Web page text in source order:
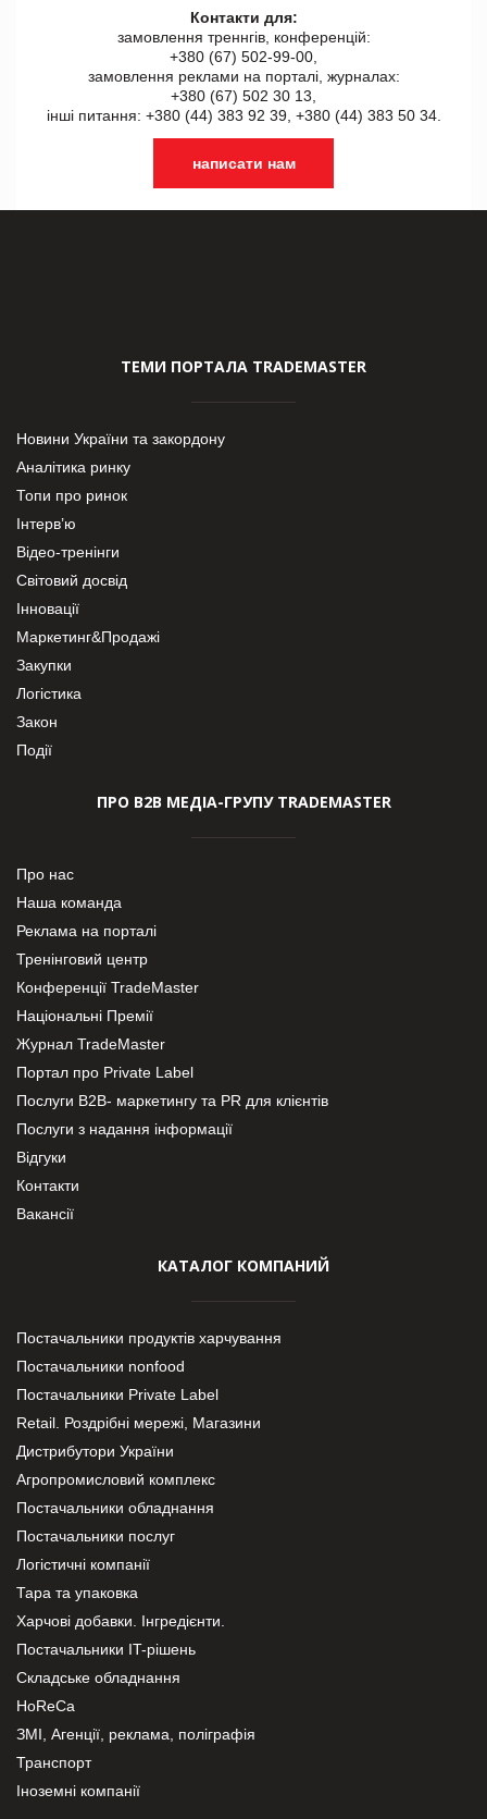
Контакти для:
замовлення треннгів, конференцій:
+380 (67) 502-99-00,
замовлення реклами на порталі, журналах:
+380 (67) 502 30 13,
інші питання: +380 (44) 383 92 39, +380 (44) 383 50 34.
написати нам
ТЕМИ ПОРТАЛА TRADEMASTER
Новини України та закордону
Аналітика ринку
Топи про ринок
Інтерв’ю
Відео-тренінги
Світовий досвід
Інновації
Маркетинг&Продажі
Закупки
Логістика
Закон
Події
ПРО В2В МЕДІА-ГРУПУ TRADEMASTER
Про нас
Наша команда
Реклама на порталі
Тренінговий центр
Конференції TradeMaster
Національні Премії
Журнал TradeMaster
Портал про Private Label
Послуги В2В- маркетингу та PR для клієнтів
Послуги з надання інформації
Відгуки
Контакти
Вакансії
КАТАЛОГ КОМПАНИЙ
Постачальники продуктів харчування
Постачальники nonfood
Постачальники Private Label
Retail. Роздрібні мережі, Магазини
Дистрибутори України
Агропромисловий комплекс
Постачальники обладнання
Постачальники послуг
Логістичні компанії
Тара та упаковка
Харчові добавки. Інгредієнти.
Постачальники IT-рішень
Складське обладнання
HoReCa
ЗМІ, Агенції, реклама, поліграфія
Транспорт
Іноземні компанії